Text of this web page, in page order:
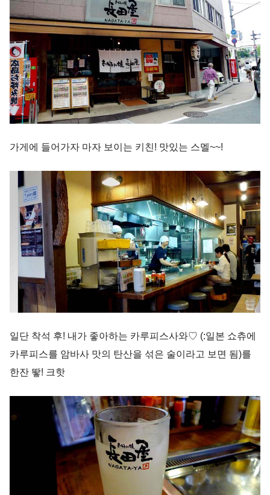
가게에 들어가자 마자 보이는 키친! 맛있는 스멜~~!
일단 착석 후! 내가 좋아하는 카루피스사와♡ (:일본 쇼츄에
카루피스를 암바사 맛의 탄산을 섞은 술이라고 보면 됨)를
한잔 뙇! 크핫